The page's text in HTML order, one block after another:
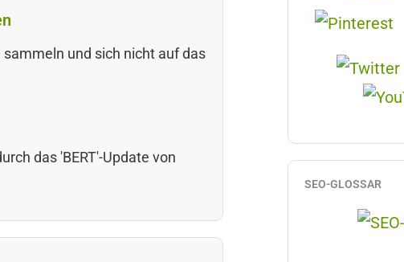
und sich nicht auf das
das 'BERT'-Update von
SEO-GLOSSAR